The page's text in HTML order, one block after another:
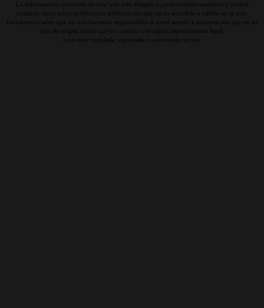
La información contenida en esta web está dirigida a profesionales sanitarios y podría
contener datos sobre productos o información que no es accesible o válida en su país.
Le hacemos saber que no nos hacemos responsables si usted accede a información que en su
país de origen puede que no cumpla con algún requerimiento legal,
o no estar regulada, registrada o autorizado su uso.